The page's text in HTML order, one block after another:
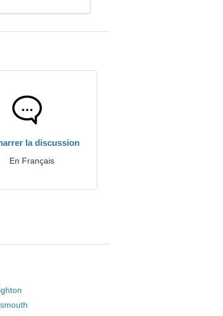
la discussion
En Français